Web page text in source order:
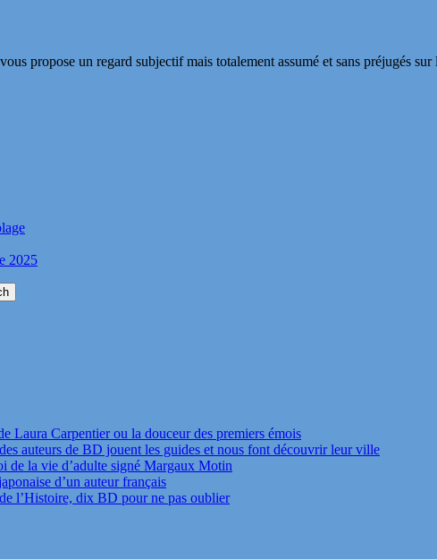
propose un regard subjectif mais totalement assumé et sans préjugés
2025
Laura Carpentier ou la douceur des premiers émois
auteurs de BD jouent les guides et nous font découvrir leur ville
de la vie d’adulte signé Margaux Motin
d’un auteur français
l’Histoire, dix BD pour ne pas oublier